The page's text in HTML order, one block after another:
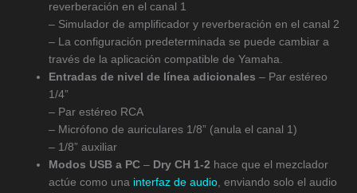
reverberación en el canal 1
– Simulador de amplificador y reverberación en el canal 2
– La configuración predeterminada se puede cambiar a
través de la aplicación compatible de Yamaha.
Entradas de nivel de línea adicionales– Par estéreo
1/4”
– Par estéreo RCA
– Micrófono de auriculares 1/8” (anula el canal 1)
– 1/8” auxiliar
Modos USB a PC– Dry CH 1-2 hace que el mezclador
actúe como una interfaz de audio, enviando solo el audio